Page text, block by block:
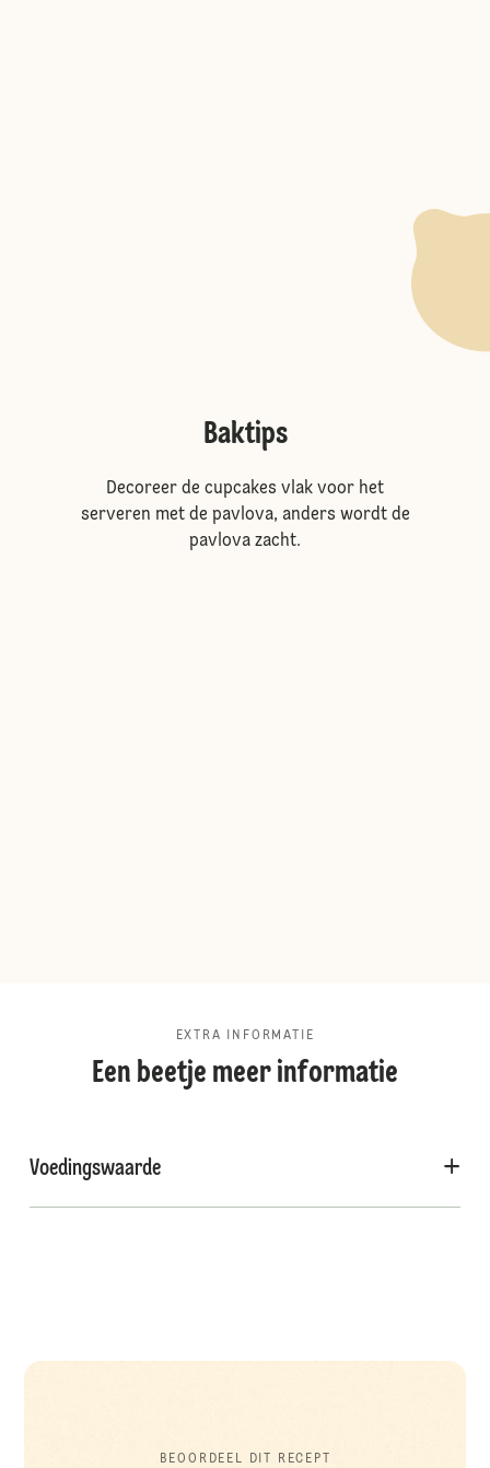
Baktips
Decoreer de cupcakes vlak voor het
serveren met de pavlova, anders wordt de
pavlova zacht.
EXTRA INFORMATIE
Een beetje meer informatie
Voedingswaarde
BEOORDEEL DIT RECEPT